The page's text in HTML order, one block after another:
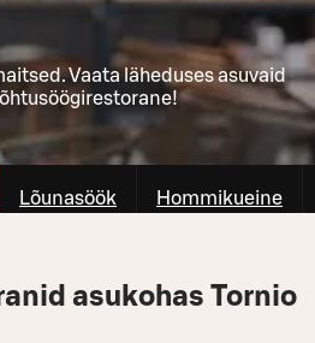
Vaata läheduses asuvaid
Lõunasöök Hommikueine
asukohas Tornio